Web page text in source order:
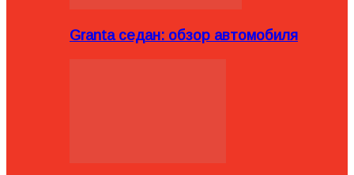
Granta седан: обзор автомобиля